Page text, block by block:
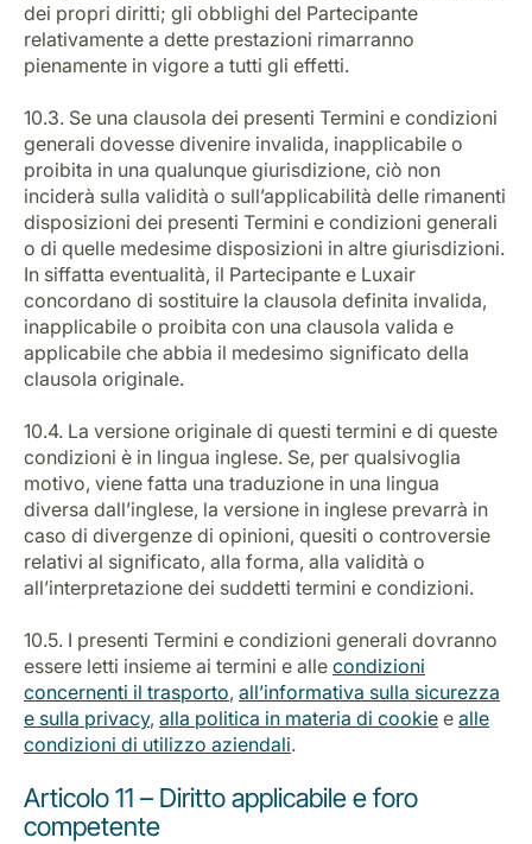
dei propri diritti; gli obblighi del Partecipante
relativamente a dette prestazioni rimarranno
pienamente in vigore a tutti gli effetti.
10.3. Se una clausola dei presenti Termini e condizioni
generali dovesse divenire invalida, inapplicabile o
proibita in una qualunque giurisdizione, ciò non
inciderà sulla validità o sull’applicabilità delle rimanenti
disposizioni dei presenti Termini e condizioni generali
o di quelle medesime disposizioni in altre giurisdizioni.
In siffatta eventualità, il Partecipante e Luxair
concordano di sostituire la clausola definita invalida,
inapplicabile o proibita con una clausola valida e
applicabile che abbia il medesimo significato della
clausola originale.
10.4. La versione originale di questi termini e di queste
condizioni è in lingua inglese. Se, per qualsivoglia
motivo, viene fatta una traduzione in una lingua
diversa dall’inglese, la versione in inglese prevarrà in
caso di divergenze di opinioni, quesiti o controversie
relativi al significato, alla forma, alla validità o
all’interpretazione dei suddetti termini e condizioni.
10.5. I presenti Termini e condizioni generali dovranno
essere letti insieme ai termini e alle condizioni
concernenti il trasporto, all’informativa sulla sicurezza
e sulla privacy, alla politica in materia di cookie e alle
condizioni di utilizzo aziendali.
Articolo 11 – Diritto applicabile e foro
competente